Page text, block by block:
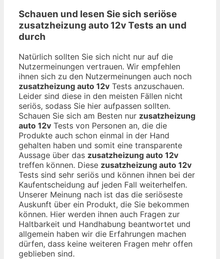
Schauen und lesen Sie sich seriöse
zusatzheizung auto 12vTests an und
durch
Natürlich sollten Sie sich nicht nur auf die
Nutzermeinungen vertrauen. Wir empfehlen
ihnen sich zu den Nutzermeinungen auch noch
zusatzheizung auto 12v Tests anzuschauen.
Leider sind diese in den meisten Fällen nicht
seriös, sodass Sie hier aufpassen sollten.
Schauen Sie sich am Besten nur zusatzheizung
auto 12v Tests von Personen an, die die
Produkte auch schon einmal in der Hand
gehalten haben und somit eine transparente
Aussage über das zusatzheizung auto 12v
treffen können. Diese zusatzheizung auto 12v
Tests sind sehr seriös und können ihnen bei der
Kaufentscheidung auf jeden Fall weiterhelfen.
Unserer Meinung nach ist das die seriöseste
Auskunft über ein Produkt, die Sie bekommen
können. Hier werden ihnen auch Fragen zur
Haltbarkeit und Handhabung beantwortet und
allgemein haben wir die Erfahrungen machen
dürfen, dass keine weiteren Fragen mehr offen
geblieben sind.